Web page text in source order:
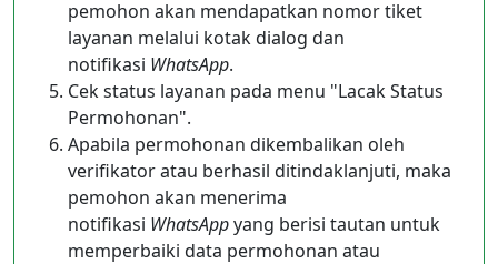
pemohon akan mendapatkan nomor tiket
layanan melalui kotak dialog dan
notifikasi WhatsApp.
Cek status layanan pada menu "Lacak Status
Permohonan".
Apabila permohonan dikembalikan oleh
verifikator atau berhasil ditindaklanjuti, maka
pemohon akan menerima
notifikasi WhatsAppyang berisi tautan untuk
memperbaiki data permohonan atau